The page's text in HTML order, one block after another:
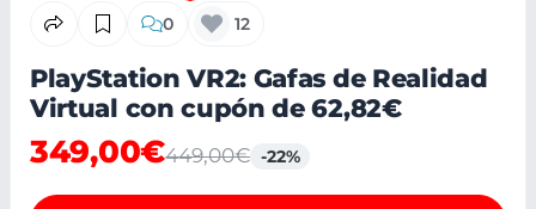
0 12
PlayStation VR2: Gafas de Realidad
Virtual con cupón de 62,82€
349,00€449,00€ -22%